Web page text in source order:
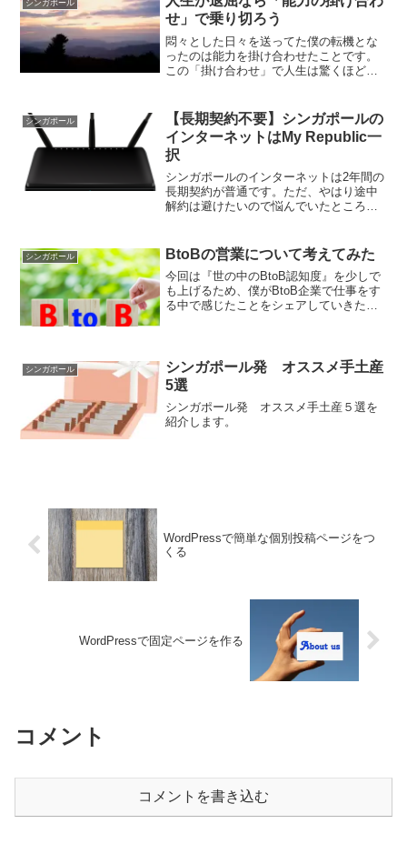
ルーパーの美味しい食べ方』を解説した
いと思います。
シンガポール
せ」で乗り切ろう
悶々とした日々を送ってた僕の転機とな
ったのは能力を掛け合わせたことです。
この「掛け合わせ」で人生は驚くほど好
開していきたいと思います。
シンガポール
【長期契約不要】シンガポールの
インターネットはMy Republic一
択
シンガポールのインターネットは2年間の
長期契約が普通です。ただ、やはり途中
解約は避けたいので悩んでいたところ、
を紹介してくれました。
シンガポール BtoBの営業について考えてみた
今回は『世の中のBtoB認知度』を少しで
も上げるため、僕がBtoB企業で仕事をす
る中で感じたことをシェアしていきたい
シンガポール
シンガポール発 オススメ手土産
5選
シンガポール発 オススメ手土産５選を
紹介します。
WordPressで簡単な個別投稿ページをつ
くる
WordPressで固定ページを作る
コメント
コメントを書き込む